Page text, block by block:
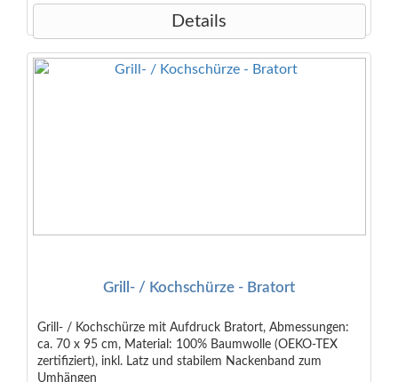
Details
Grill- / Kochschürze - Bratort
Grill- / Kochschürze mit Aufdruck Bratort, Abmessungen:
ca. 70 x 95 cm, Material: 100% Baumwolle (OEKO-TEX
zertifiziert), inkl. Latz und stabilem Nackenband zum
Umhängen